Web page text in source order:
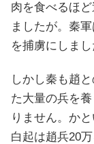
肉を食べるほ
ましたが。秦
を捕虜にしまし
しかし秦も趙
た大量の兵を
りません。か
白起は趙兵20